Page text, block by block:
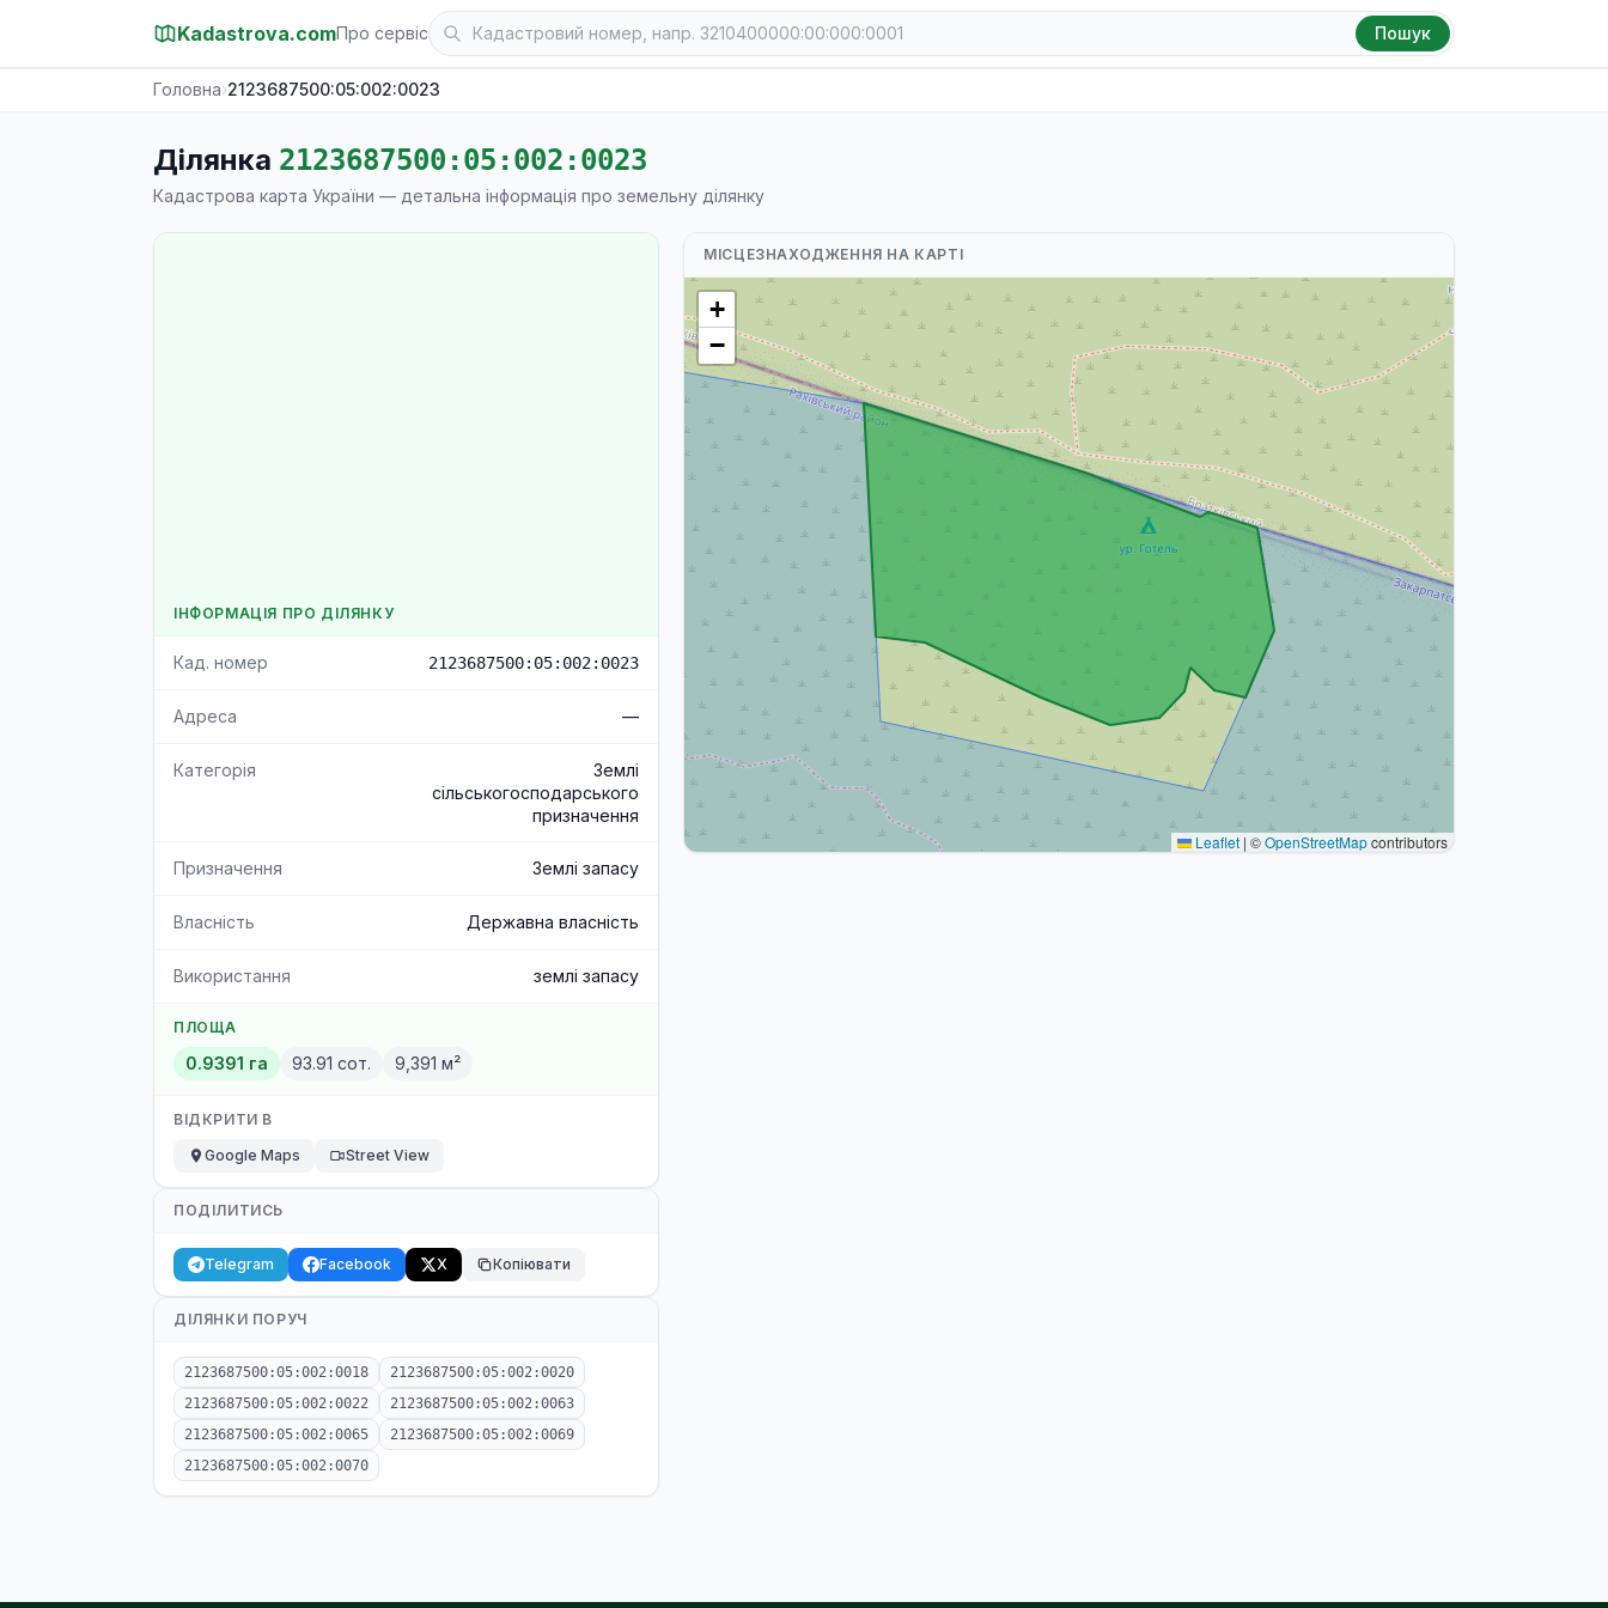
Kadastrova.comПро сервіс Пошук
Головна›2123687500:05:002:0023
Ділянка 2123687500:05:002:0023
Кадастрова карта України — детальна інформація про земельну ділянку
ІНФОРМАЦІЯ ПРО ДІЛЯНКУ
Кад. номер 2123687500:05:002:0023
Адреса —
Категорія
Землі
сільськогосподарського
призначення
Призначення Землі запасу
Власність Державна власність
Використання землі запасу
ПЛОЩА
0.9391 га 93.91 сот. 9,391 м²
ВІДКРИТИ В
Google Maps
Street View
ПОДІЛИТИСЬ
Telegram Facebook X Копіювати
ДІЛЯНКИ ПОРУЧ
2123687500:05:002:0018
2123687500:05:002:0020
2123687500:05:002:0022
2123687500:05:002:0063
2123687500:05:002:0065
2123687500:05:002:0069
2123687500:05:002:0070
МІСЦЕЗНАХОДЖЕННЯ НА КАРТІ
+
−
Leaflet | ©OpenStreetMapcontributors